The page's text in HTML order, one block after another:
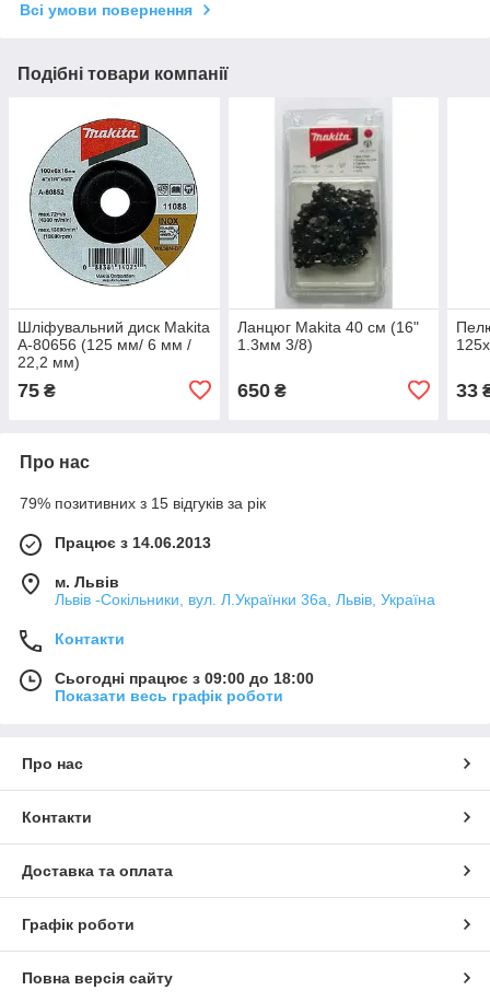
Всі умови повернення
Подібні товари компанії
Шліфувальний диск Makita
A-80656 (125 мм/ 6 мм /
22,2 мм)
75 ₴
Ланцюг Makita 40 см (16"
1.3мм 3/8)
650₴ 33
Про нас
79% позитивних з 15 відгуків за рік
Працює з 14.06.2013
м. Львів
Львів -Сокільники, вул. Л.Українки 36а, Львів, Україна
Контакти
Сьогодні працює з 09:00 до 18:00
Показати весь графік роботи
Про нас
Контакти
Доставка та оплата
Графік роботи
Повна версія сайту